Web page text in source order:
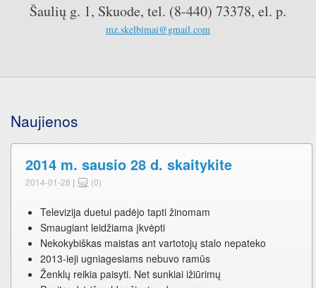
Šaulių g. 1, Skuode, tel. (8-440) 73378, el. p.
mz.skelbimai@gmail.com
Naujienos
2014 m. sausio 28 d. skaitykite
2014-01-28 | (0)
Televizija duetui padėjo tapti žinomam
Smaugiant leidžiama įkvėpti
Nekokybiškas maistas ant vartotojų stalo nepateko
2013-ieji ugniagesiams nebuvo ramūs
Ženklų reikia paisyti. Net sunkiai ižiūrimų